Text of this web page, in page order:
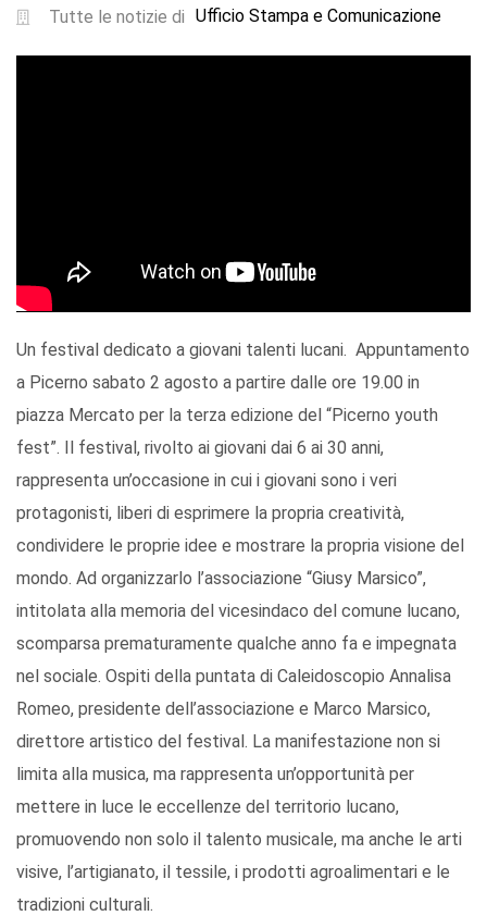
Tutte le notizie di Ufficio Stampa e Comunicazione
Un festival dedicato a giovani talenti lucani. Appuntamento
a Picerno sabato 2 agosto a partire dalle ore 19.00 in
piazza Mercato per la terza edizione del “Picerno youth
fest”. Il festival, rivolto ai giovani dai 6 ai 30 anni,
rappresenta un’occasione in cui i giovani sono i veri
protagonisti, liberi di esprimere la propria creatività,
condividere le proprie idee e mostrare la propria visione del
mondo. Ad organizzarlo l’associazione “Giusy Marsico”,
intitolata alla memoria del vicesindaco del comune lucano,
scomparsa prematuramente qualche anno fa e impegnata
nel sociale. Ospiti della puntata di Caleidoscopio Annalisa
Romeo, presidente dell’associazione e Marco Marsico,
direttore artistico del festival. La manifestazione non si
limita alla musica, ma rappresenta un’opportunità per
mettere in luce le eccellenze del territorio lucano,
promuovendo non solo il talento musicale, ma anche le arti
visive, l’artigianato, il tessile, i prodotti agroalimentari e le
tradizioni culturali.